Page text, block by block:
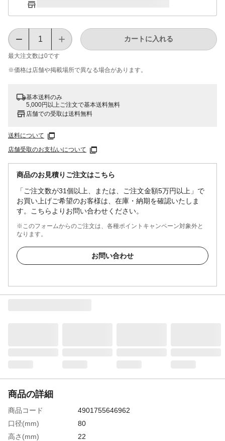
最大注文数は0です
カートに入れる
※価格は​店舗や​掲載場所で​異なる​場合が​あります。
基本送料のみ
5,000円以上ご注文で基本送料無料
店舗での受取は送料無料
送料について
店舗受取のお支払いについて
商品のお見積りご注文はこちら
「ご注文数が31個以上、または、ご注文金額5万円以上」で
お買い上げご希望のお客様は、在庫・納期を確認いたしま
す。こちらよりお問い合わせください。
※このフォームからのご注文は、各種ポイントキャンペーン対象外と
なります。
お問い合わせ
商品の詳細
商品コード
4901755646962
口径(mm)
80
高さ(mm)
22